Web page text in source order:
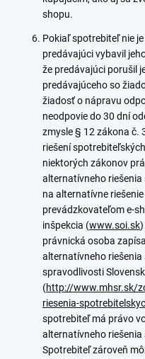
shopu.
Pokiaľ spotrebiteľ nie
predávajúci vybavil
že predávajúci porušil
predávajúceho so
žiadosť o nápravu
neodpovie do 30 dní
zmysle § 12 zákona č.
riešení
niektorých zákonov
alternatívneho
na alternatívne
prevádzkovateľom e-
inšpekcia (www.soi.sk)
právnická osoba
alternatívneho
spravodlivosti
(http://www.mhsr.sk/
riesenia-
spotrebiteľ má právo
alternatívneho
Spotrebiteľ zároveň